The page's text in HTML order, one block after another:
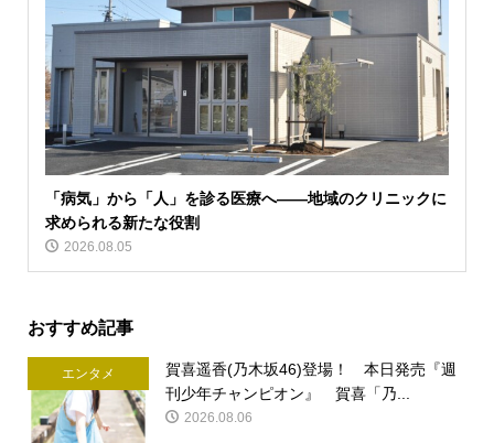
「病気」から「人」を診る医療へ――地域のクリニックに
求められる新たな役割
2026.08.05
おすすめ記事
エンタメ
賀喜遥香(乃木坂46)登場！ 本日発売『週
刊少年チャンピオン』 賀喜「乃...
2026.08.06